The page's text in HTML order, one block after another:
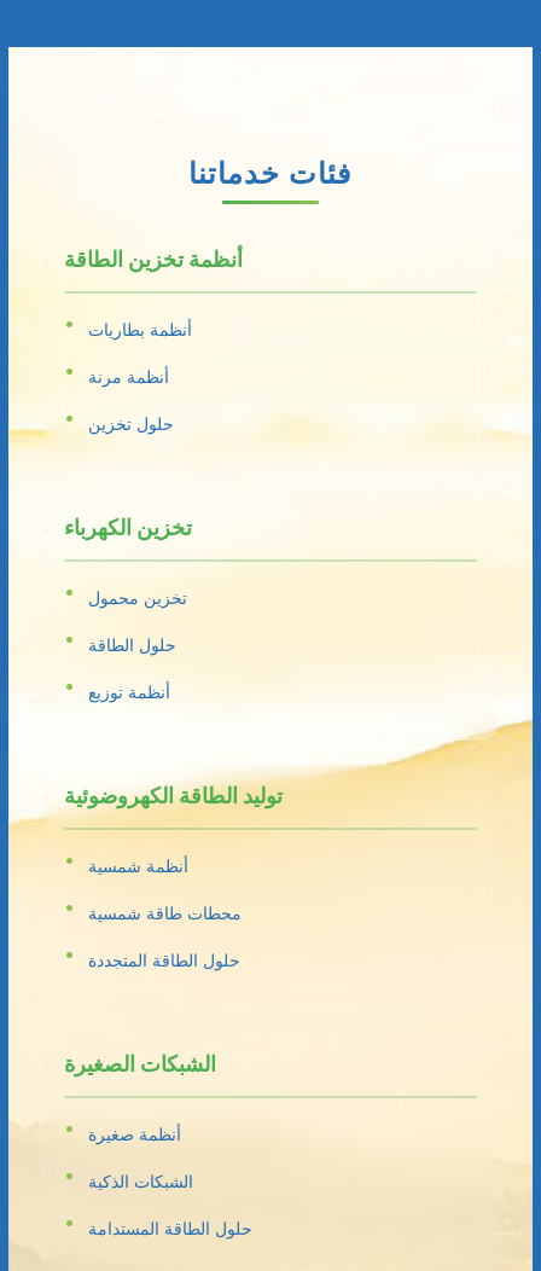
فئات خدماتنا
أنظمة تخزين الطاقة
أنظمة بطاريات
أنظمة مرنة
حلول تخزين
تخزين الكهرباء
تخزين محمول
حلول الطاقة
أنظمة توزيع
توليد الطاقة الكهروضوئية
أنظمة شمسية
محطات طاقة شمسية
حلول الطاقة المتجددة
الشبكات الصغيرة
أنظمة صغيرة
الشبكات الذكية
حلول الطاقة المستدامة